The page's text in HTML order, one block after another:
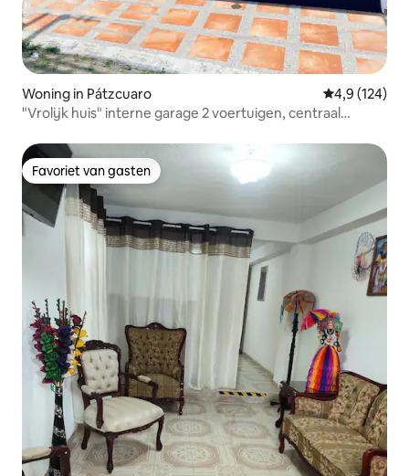
Woning in Pátzcuaro Gemiddelde
4,9 (124)
"Vrolijk huis" interne garage 2 voertuigen, centraal
Favoriet van gasten
Favoriet van gasten